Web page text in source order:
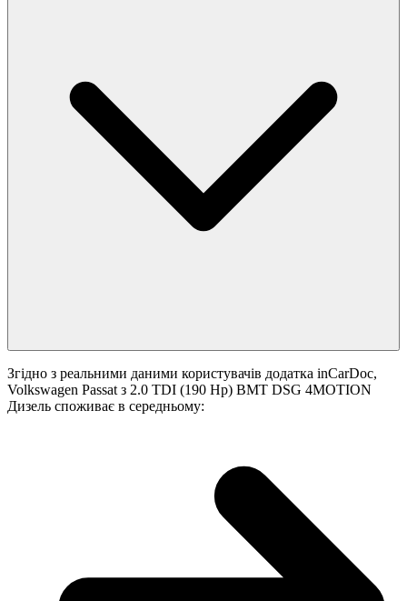
Згідно з реальними даними користувачів додатка inCarDoc,
Volkswagen Passat з 2.0 TDI (190 Hp) BMT DSG 4MOTION
Дизель споживає в середньому: